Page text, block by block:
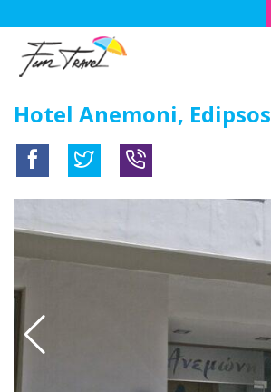
Hotel Anemoni, Edipsos